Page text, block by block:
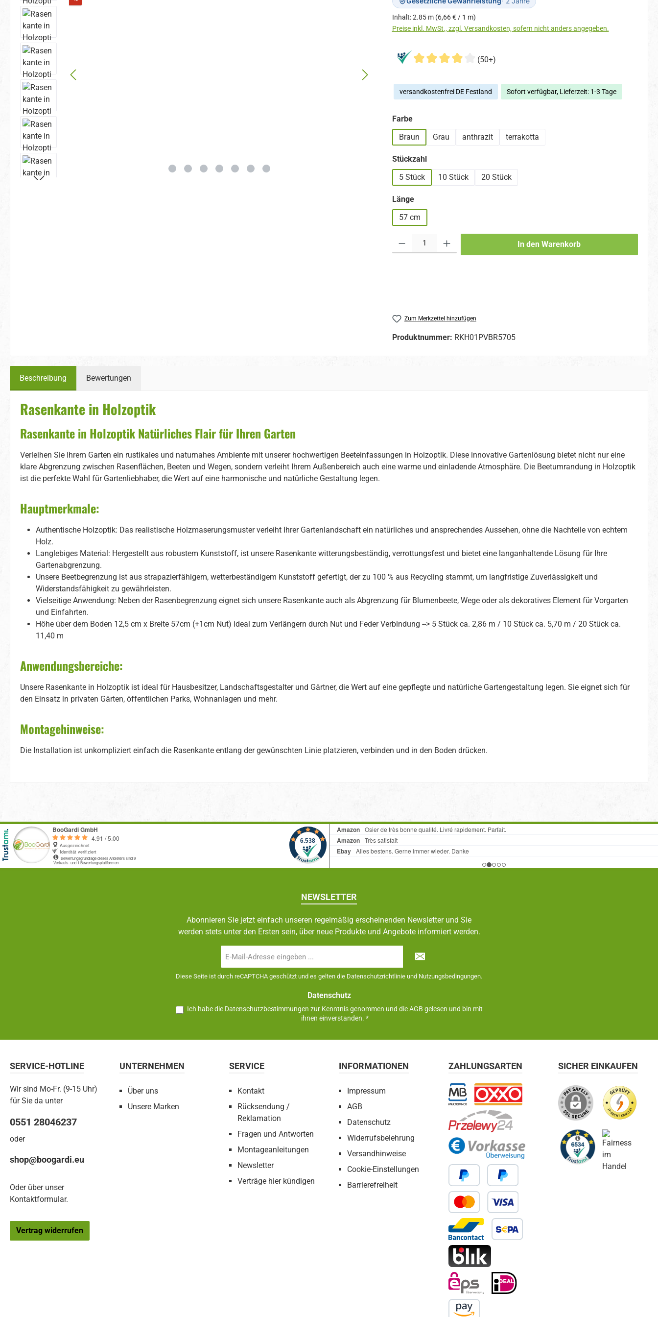
Inhalt:2.85 m (6,66 € / 1 m)
Preise inkl. MwSt., zzgl. Versandkosten, sofern nicht anders angegeben.
(50+)
versandkostenfrei DE Festland Sofort verfügbar, Lieferzeit: 1-3 Tage
Farbeauswählen
Braun
Grau anthrazit terrakotta
Stückzahlauswählen
5 Stück
10 Stück 20 Stück
Längeauswählen
57 cm
In den Warenkorb
Zum Merkzettel hinzufügen
Produktnummer: RKH01PVBR5705
Beschreibung Bewertungen
Rasenkante in Holzoptik
Rasenkante in Holzoptik Natürliches Flair für Ihren Garten
Verleihen Sie Ihrem Garten ein rustikales und naturnahes Ambiente mit unserer hochwertigen Beeteinfassungen in Holzoptik. Diese innovative Gartenlösung bietet nicht nur eine
klare Abgrenzung zwischen Rasenflächen, Beeten und Wegen, sondern verleiht Ihrem Außenbereich auch eine warme und einladende Atmosphäre. Die Beetumrandung in Holzoptik
ist die perfekte Wahl für Gartenliebhaber, die Wert auf eine harmonische und natürliche Gestaltung legen.
Hauptmerkmale:
Authentische Holzoptik: Das realistische Holzmaserungsmuster verleiht Ihrer Gartenlandschaft ein natürliches und ansprechendes Aussehen, ohne die Nachteile von echtem
Holz.
Langlebiges Material: Hergestellt aus robustem Kunststoff, ist unsere Rasenkante witterungsbeständig, verrottungsfest und bietet eine langanhaltende Lösung für Ihre
Gartenabgrenzung.
Unsere Beetbegrenzung ist aus strapazierfähigem, wetterbeständigem Kunststoff gefertigt, der zu 100 % aus Recycling stammt, um langfristige Zuverlässigkeit und
Widerstandsfähigkeit zu gewährleisten.
Vielseitige Anwendung: Neben der Rasenbegrenzung eignet sich unsere Rasenkante auch als Abgrenzung für Blumenbeete, Wege oder als dekoratives Element für Vorgarten
und Einfahrten.
Höhe über dem Boden 12,5 cm x Breite 57cm (+1cm Nut) ideal zum Verlängern durch Nut und Feder Verbindung --> 5 Stück ca. 2,86 m / 10 Stück ca. 5,70 m / 20 Stück ca.
11,40 m
Anwendungsbereiche:
Unsere Rasenkante in Holzoptik ist ideal für Hausbesitzer, Landschaftsgestalter und Gärtner, die Wert auf eine gepflegte und natürliche Gartengestaltung legen. Sie eignet sich für
den Einsatz in privaten Gärten, öffentlichen Parks, Wohnanlagen und mehr.
Montagehinweise:
Die Installation ist unkompliziert einfach die Rasenkante entlang der gewünschten Linie platzieren, verbinden und in den Boden drücken.
NEWSLETTER
Abonnieren Sie jetzt einfach unseren regelmäßig erscheinenden Newsletter und Sie
werden stets unter den Ersten sein, über neue Produkte und Angebote informiert werden.
Mail-
Diese Seite ist durch reCAPTCHA geschützt und es gelten die Datenschutzrichtlinie und Nutzungsbedingungen.
Datenschutz
Ich habe die Datenschutzbestimmungen zur Kenntnis genommen und dieAGB gelesen und bin mit
ihnen einverstanden. *
SERVICE-HOTLINE
Wir sind Mo-Fr. (9-15 Uhr)
für Sie da unter
0551 28046237
oder
shop@boogardi.eu
Oder über unser
Kontaktformular.
Vertrag widerrufen
UNTERNEHMEN
Über uns
Unsere Marken
SERVICE
Kontakt
Rücksendung /
Reklamation
Fragen und Antworten
Montageanleitungen
Newsletter
Verträge hier kündigen
INFORMATIONEN
Impressum
AGB
Datenschutz
Widerrufsbelehrung
Versandhinweise
Cookie-Einstellungen
Barrierefreiheit
ZAHLUNGSARTEN
Vorkasse
PayPal Später Bezahlen
Kredit- oder Debitkarte
Bancontact
BLIK
eps
Multibanco
OXXO
Przelewy24
SICHER EINKAUFEN